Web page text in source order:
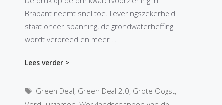
Brabant neemt snel toe. Leveringszekerheid
staat onder spanning, de grondwaterheffing
wordt verbreed en meer …
Lees verder >
Tags
Green Deal, Green Deal 2.0, Grote Oogst,